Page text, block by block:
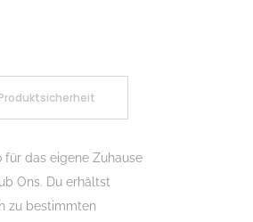
Produktsicherheit
für das eigene Zuhause
Ons. Du erhältst
zu bestimmten